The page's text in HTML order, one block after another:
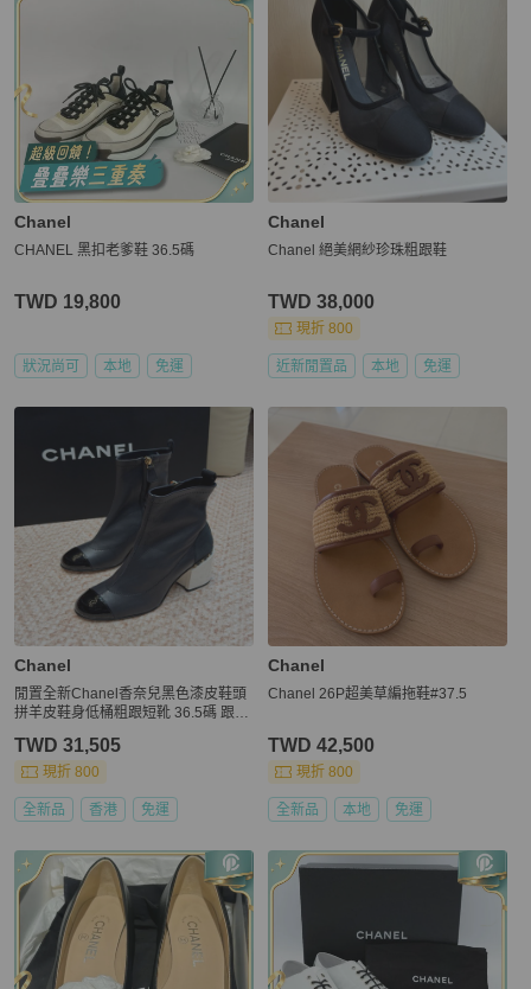
Chanel
CHANEL 黑扣老爹鞋 36.5碼
TWD 19,800
狀況尚可 本地 免運
Chanel
Chanel 絕美網紗珍珠粗跟鞋
TWD 38,000
現折 800
近新閒置品 本地 免運
Chanel
閒置全新Chanel香奈兒黑色漆皮鞋頭
拼羊皮鞋身低桶粗跟短靴 36.5碼 跟高
TWD 31,505
現折 800
全新品 香港 免運
Chanel
Chanel 26P超美草編拖鞋#37.5
TWD 42,500
現折 800
全新品 本地 免運